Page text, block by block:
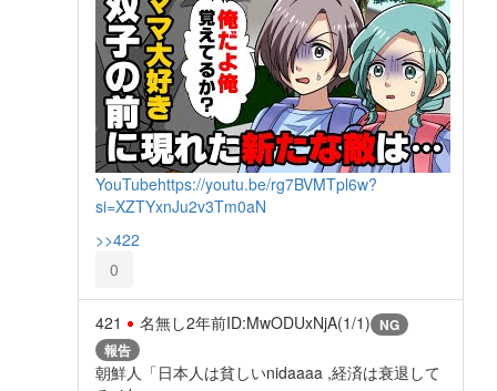
YouTubehttps://youtu.be/rg7BVMTpl6w?
si=XZTYxnJu2v3Tm0aN
>>422
0
421 名無し2年前ID:MwODUxNjA(1/1) NG
報告
朝鮮人「日本人は貧しいnidaaaa ,経済は衰退して